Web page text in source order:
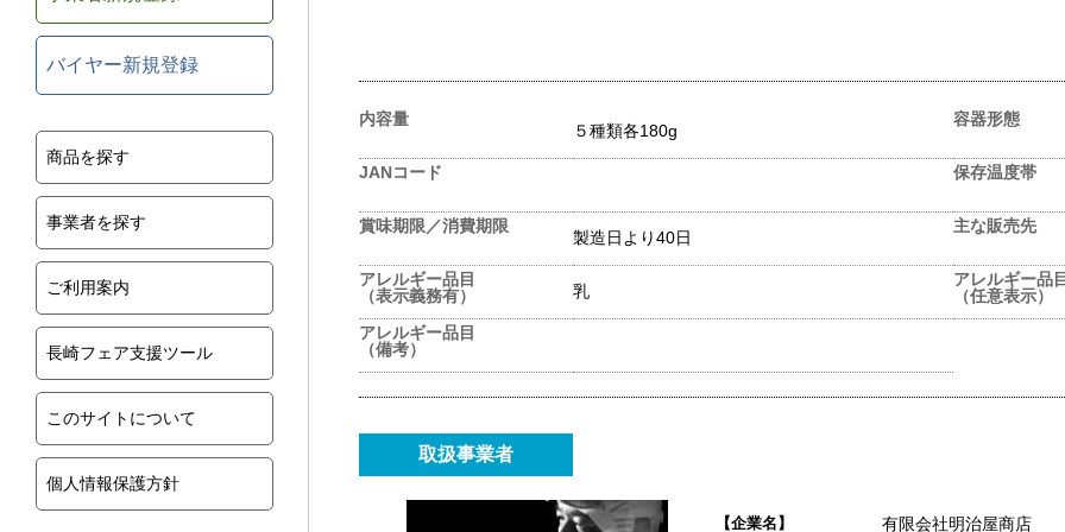
バイヤー新規登録
商品を探す
事業者を探す
ご利用案内
長崎フェア支援ツール
このサイトについて
個人情報保護方針
内容量
５種類各180g
容器形態
JANコード 保存温度帯
賞味期限／消費期限
製造日より40日
主な販売先
アレルギー品目
（表示義務有）
乳
アレルギー品
（任意表示）
アレルギー品目
（備考）
取扱事業者
【企業名】 有限会社明治屋商店